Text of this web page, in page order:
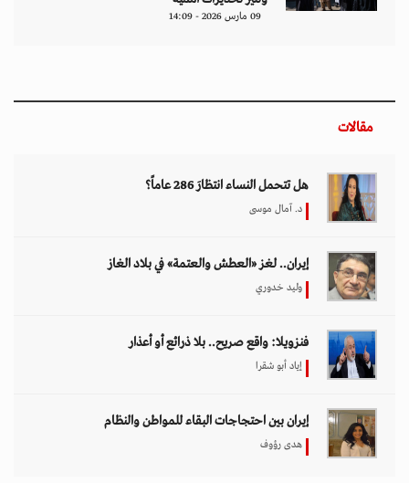
09 مارس 2026 - 14:09
مقالات
هل تتحمل النساء انتظارَ 286 عاماً؟
د. آمال موسى
إيران.. لغز «العطش والعتمة» في بلاد الغاز
وليد خدوري
فنزويلا: واقع صريح.. بلا ذرائع أو أعذار
إياد أبو شقرا
إيران بين احتجاجات البقاء للمواطن والنظام
هدى رؤوف